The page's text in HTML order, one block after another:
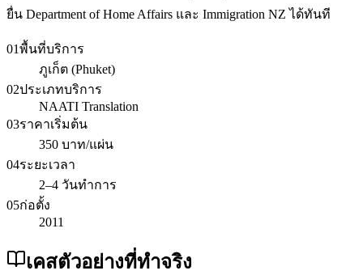
ยื่น Department of Home Affairs และ Immigration NZ ได้ทันที
01พื้นที่บริการ
ภูเก็ต (Phuket)
02ประเภทบริการ
NAATI Translation
03ราคาเริ่มต้น
350 บาท/แผ่น
04ระยะเวลา
2–4 วันทำการ
05ก่อตั้ง
2011
เคสตัวอย่างที่ทำจริง